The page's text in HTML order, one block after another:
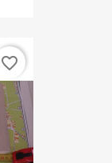
favorite_border